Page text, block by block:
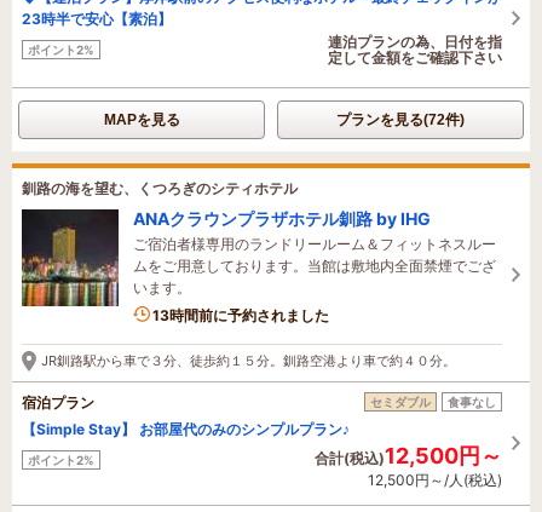
23時半で安心【素泊】
ポイント2%
連泊プランの為、日付を指
定して金額をご確認下さい
MAPを見る プランを見る(72件)
釧路の海を望む、くつろぎのシティホテル
ANAクラウンプラザホテル釧路 by IHG
ご宿泊者様専用のランドリールーム＆フィットネスルー
ムをご用意しております。当館は敷地内全面禁煙でござ
います。
1名がこの宿を見ています
13時間前に予約されました
JR釧路駅から車で３分、徒歩約１５分。釧路空港より車で約４０分。
宿泊プラン セミダブル 食事なし
【Simple Stay】 お部屋代のみのシンプルプラン♪
ポイント2% 合計(税込)12,500円～
12,500円～/人(税込)